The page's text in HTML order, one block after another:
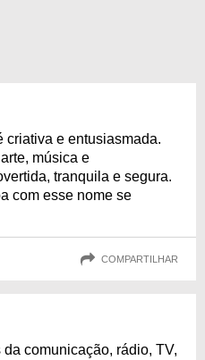
criativa e entusiasmada.
música e
tranquila e segura.
com esse nome se
COMPARTILHAR
comunicação, rádio, TV,